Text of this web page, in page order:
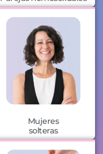
Mujeres
solteras